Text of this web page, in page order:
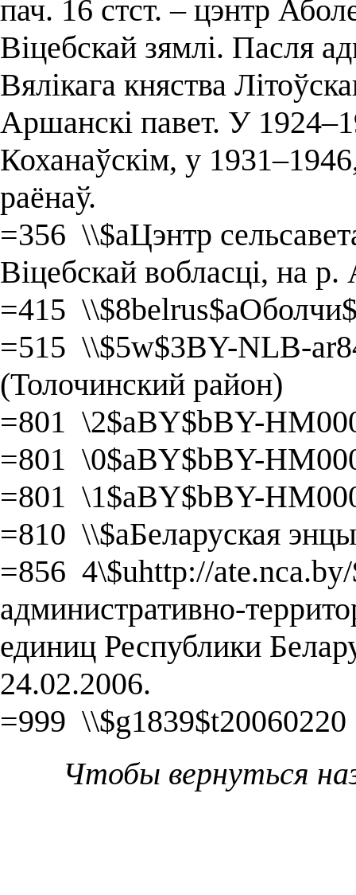
пач. 16 стст. – цэнтр
Віцебскай зямлі. Пасля
Вялікага княства
Аршанскі павет. У
Коханаўскім, у
раёнаў.
=356 \\$aЦэнтр
Віцебскай вобласці, на р.
=415
=515 \\$5w$3BY-NLB-
(Толочинский район)
=801 \2$aBY$bBY-
=801 \0$aBY$bBY-
=801 \1$aBY$bBY-
=810 \\$aБеларуская
=856 4\$uhttp://
административно-
единиц Республики
24.02.2006.
=999 \\$g1839$t20060220
Чтобы вернуться